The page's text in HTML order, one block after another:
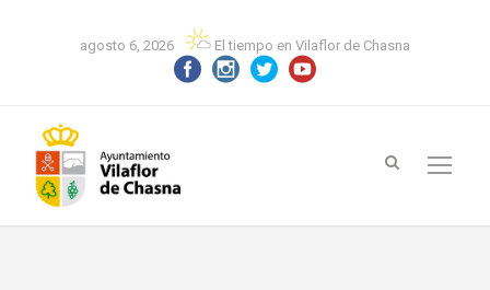
agosto 6, 2026 El tiempo en Vilaflor de Chasna